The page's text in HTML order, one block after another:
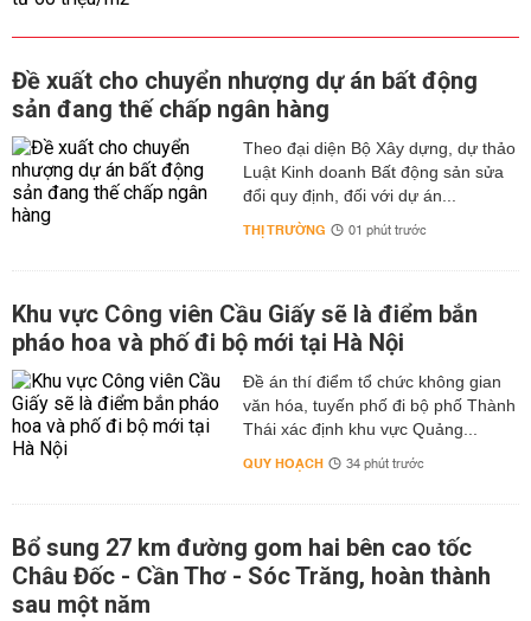
Đề xuất cho chuyển nhượng dự án bất động
sản đang thế chấp ngân hàng
Theo đại diện Bộ Xây dựng, dự thảo
Luật Kinh doanh Bất động sản sửa
đổi quy định, đối với dự án...
THỊ TRƯỜNG 01 phút trước
Khu vực Công viên Cầu Giấy sẽ là điểm bắn
pháo hoa và phố đi bộ mới tại Hà Nội
Đề án thí điểm tổ chức không gian
văn hóa, tuyến phố đi bộ phố Thành
Thái xác định khu vực Quảng...
QUY HOẠCH 34 phút trước
Bổ sung 27 km đường gom hai bên cao tốc
Châu Đốc - Cần Thơ - Sóc Trăng, hoàn thành
sau một năm